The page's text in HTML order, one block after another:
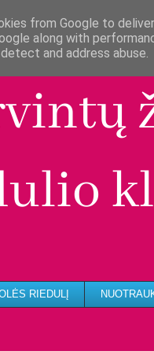
RIEDULĮ
from Google to
along with
and address abuse.